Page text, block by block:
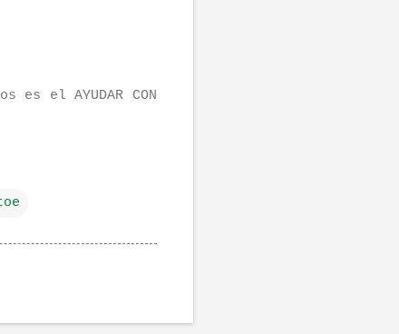
el AYUDAR CON